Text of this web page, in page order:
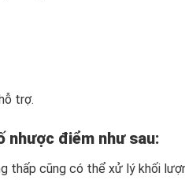
trợ.
nhược điểm như sau:
thấp cũng có thể xử lý khối